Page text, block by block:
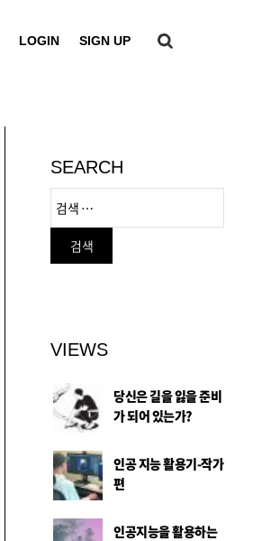
LOGIN SIGN UP
SEARCH
VIEWS
당신은 길을 잃을 준비
가 되어 있는가?
인공 지능 활용기-작가
편
인공지능을 활용하는